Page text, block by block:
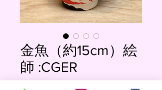
金魚（約15cm）絵
師 :CGER
￥12,000